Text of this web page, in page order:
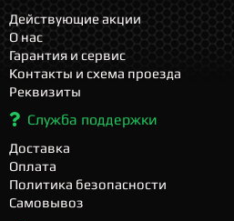
Действующие акции
О нас
Гарантия и сервис
Контакты и схема проезда
Реквизиты
Служба поддержки
Доставка
Оплата
Политика безопасности
Самовывоз